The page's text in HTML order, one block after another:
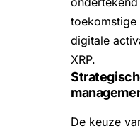
toekomstige
digitale
XRP.
De keuze